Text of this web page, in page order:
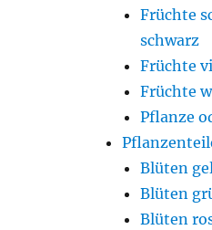
Früchte
schwarz
Früchte
Früchte
Pflanze
Blüten
Blüten
Blüten